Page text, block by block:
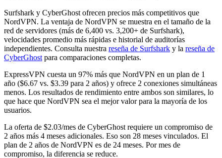
Surfshark y CyberGhost ofrecen precios más competitivos que
NordVPN. La ventaja de NordVPN se muestra en el tamaño de la
red de servidores (más de 6,400 vs. 3,200+ de Surfshark),
velocidades promedio más rápidas e historial de auditorías
independientes. Consulta nuestra reseña de Surfshark y la reseña de
CyberGhostpara comparaciones completas.
ExpressVPN cuesta un 97% más que NordVPN en un plan de 1
año ($6.67 vs. $3.39 para 2 años) y ofrece 2 conexiones simultáneas
menos. Los resultados de rendimiento entre ambos son similares, lo
que hace que NordVPN sea el mejor valor para la mayoría de los
usuarios.
La oferta de $2.03/mes de CyberGhost requiere un compromiso de
2 años más 4 meses adicionales. Eso son 28 meses vinculados. El
plan de 2 años de NordVPN es de 24 meses. Por mes de
compromiso, la diferencia se reduce.